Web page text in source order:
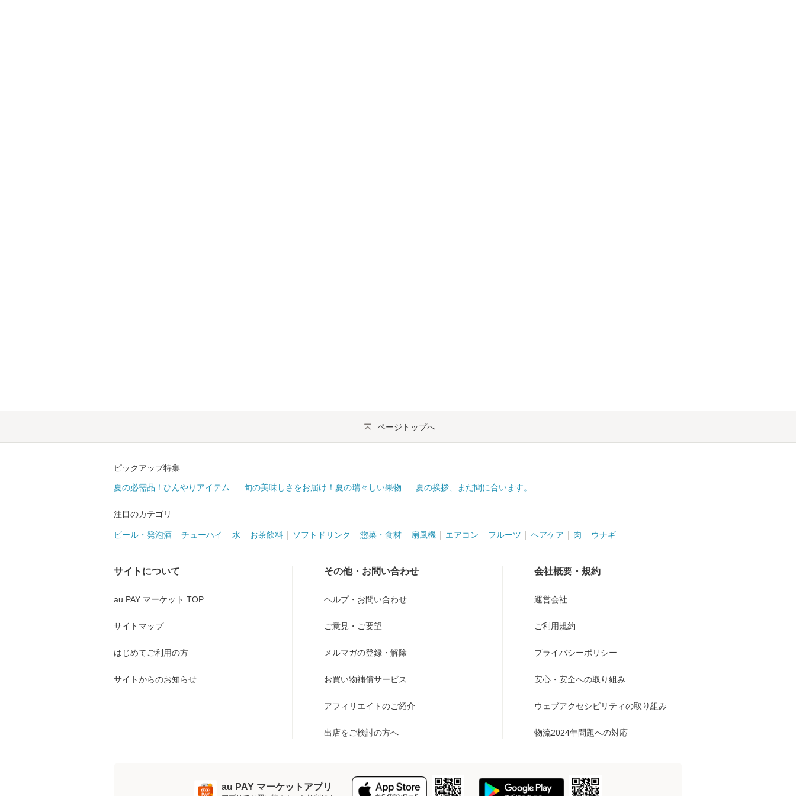
ページトップへ
ピックアップ特集
夏の必需品！ひんやりアイテム 旬の美味しさをお届け！夏の瑞々しい果物 夏の挨拶、まだ間に合います。
注目のカテゴリ
ビール・発泡酒 チューハイ 水 お茶飲料 ソフトドリンク 惣菜・食材 扇風機 エアコン フルーツ ヘアケア 肉 ウナギ
サイトについて
au PAY マーケット TOP
サイトマップ
はじめてご利用の方
サイトからのお知らせ
その他・お問い合わせ
ヘルプ・お問い合わせ
ご意見・ご要望
メルマガの登録・解除
お買い物補償サービス
アフィリエイトのご紹介
出店をご検討の方へ
会社概要・規約
運営会社
ご利用規約
プライバシーポリシー
安心・安全への取り組み
ウェブアクセシビリティの取り組み
物流2024年問題への対応
au PAY マーケットアプリ